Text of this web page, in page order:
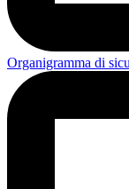
Organigramma di